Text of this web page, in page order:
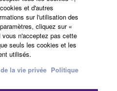
et d'autres
sur l'utilisation des
cliquez sur «
n'acceptez pas cette
seuls les cookies et les
utilisés.
la vie privée Politique